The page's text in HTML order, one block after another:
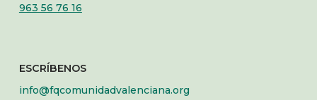
963 56 76 16
ESCRÍBENOS
info@fqcomunidadvalenciana.org